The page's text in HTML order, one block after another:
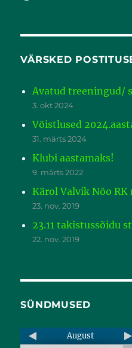
VÄRSKED
Avatud treeningud/
3. okt 2024
Võistlused
31. märts 2024
Klubi aastamaks!
9. märts 2022
Kärol Valvik Nõo
23. nov. 2019
23.11 takistussõidu
22. nov. 2019
SÜNDMUSED
August